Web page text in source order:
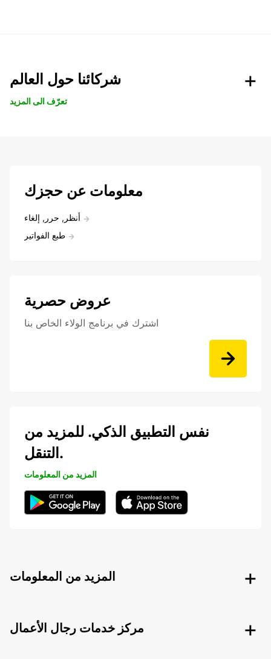
شركائنا حول العالم
تعرّف الى المزيد
معلومات عن حجزك
أنظر, حرر, إلغاء
طبع الفواتير
عروض حصرية
اشترك في برنامج الولاء الخاص بنا
نفس التطبيق الذكي. للمزيد من
التنقل.
المزيد من المعلومات
المزيد من المعلومات
مركز خدمات رجال الأعمال